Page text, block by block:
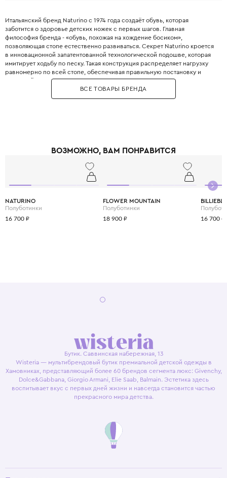
Итальянский бренд Naturino с 1974 года создаёт обувь, которая
заботится о здоровье детских ножек с первых шагов. Главная
философия бренда - «обувь, похожая на хождение босиком»,
позволяющая стопе естественно развиваться. Секрет Naturino кроется
в инновационной запатентованной технологической подошве, которая
имитирует ходьбу по песку. Такая конструкция распределяет нагрузку
равномерно по всей стопе, обеспечивая правильную постановку и
здоровый рост. Внутренняя анатомическая стелька выполнена из
дышащей натуральной кожи и обладает антибактериальными
свойствами. Задник обуви достаточно жёсткий для фиксации пяточки, но
Бренд предлагает элегантные туфли, стильные кроссовки, сапоги и
дарите своему ребёнку свободу активных игр без вреда для здоровья,
ведь качественная обувь - это фундамент правильного развития опорно-
двигательного аппарата.
ВСЕ ТОВАРЫ БРЕНДА
ВОЗМОЖНО, ВАМ ПОНРАВИТСЯ
NATURINO
Полуботинки
16 700 ₽
FLOWER MOUNTAIN
Полуботинки
18 900 ₽ 16 700 ₽
Бутик. Саввинская набережная, 13
Wisteria — мультибрендовый бутик премиальной детской одежды в
Хамовниках, представляющий более 60 брендов сегмента люкс: Givenchy,
Dolce&Gabbana, Giorgio Armani, Elie Saab, Balmain. Эстетика здесь
воспитывает вкус с первых дней жизни и навсегда становится частью
прекрасного мира детства.